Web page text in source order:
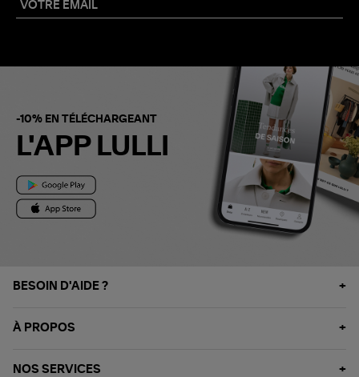
-10% EN TÉLÉCHARGEANT
L'APP LULLI
BESOIN D'AIDE ?
À PROPOS
NOS SERVICES